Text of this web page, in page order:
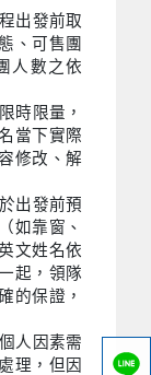
出發前取
、可售團
人數之依
時限量，
當下實際
修改、解
出發前預
如靠窗、
文姓名依
起，領隊
的保證，
人因素需
理，但因